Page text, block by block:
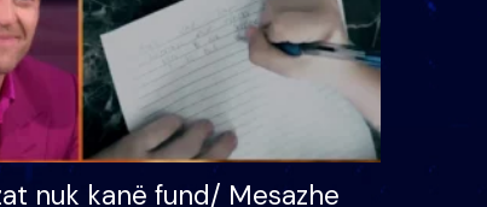
nuk kanë fund/ Mesazhe